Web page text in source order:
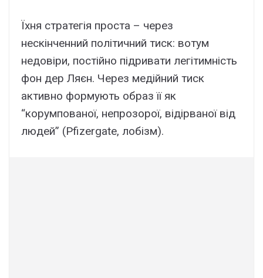
Їхня стратегія проста – через
нескінченний політичний тиск: вотум
недовіри, постійно підривати легітимність
фон дер Ляєн. Через медійний тиск
активно формують образ її як
“корумпованої, непрозорої, відірваної від
людей” (Pfizergate, лобізм).